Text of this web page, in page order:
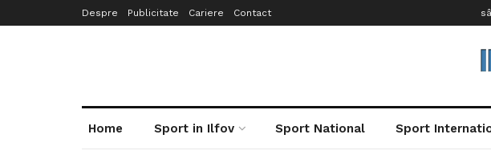
Despre Publicitate Cariere Contact
Home Sport in Ilfov Sport National Sport